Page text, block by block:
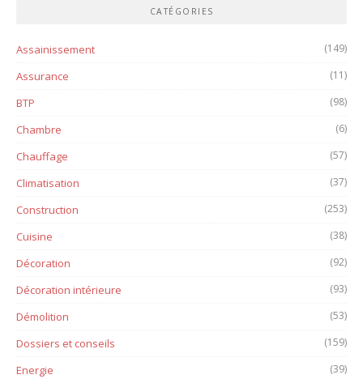
CATÉGORIES
Assainissement (149)
Assurance (11)
BTP (98)
Chambre (6)
Chauffage (57)
Climatisation (37)
Construction (253)
Cuisine (38)
Décoration (92)
Décoration intérieure (93)
Démolition (53)
Dossiers et conseils (159)
Energie (39)